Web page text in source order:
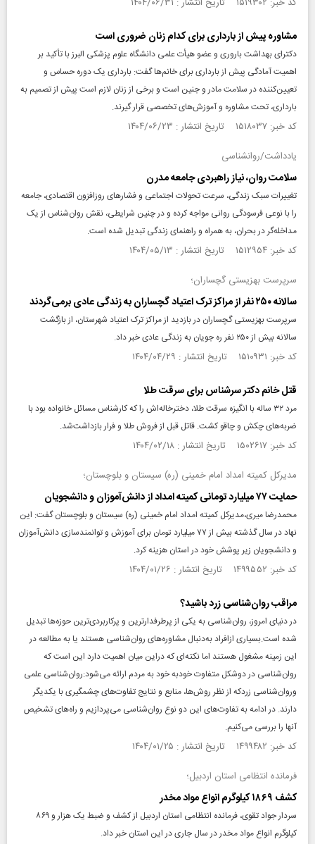
مشاوره پیش از بارداری برای کدام زنان ضروری است
دکترای بهداشت باروری و عضو هیأت علمی دانشگاه علوم پزشکی البرز با تأکید بر
اهمیت آمادگی پیش از بارداری برای خانم‌ها گفت: بارداری یک دوره حساس و
تعیین‌کننده در سلامت مادر و جنین است و برخی از زنان لازم است پیش از تصمیم به
بارداری، تحت مشاوره و آموزش‌های تخصصی قرار گیرند.
کد خبر: ۱۵۱۸۰۳۷ تاریخ انتشار : ۱۴۰۴/۰۶/۲۳
یادداشت/روانشناسی
سلامت روان، نیاز راهبردی جامعه مدرن
تغییرات سبک زندگی، سرعت تحولات اجتماعی و فشارهای روزافزون اقتصادی، جامعه
را با نوعی فرسودگی روانی مواجه کرده و در چنین شرایطی، نقش روان‌شناس از یک
مداخله‌گر در بحران، به همراه و راهنمای زندگی تبدیل شده است.
کد خبر: ۱۵۱۲۹۵۴ تاریخ انتشار : ۱۴۰۴/۰۵/۱۳
سرپرست بهزیستی گچساران؛
سالانه ۲۵۰ نفر از مراکز ترک اعتیاد گچساران به زندگی عادی برمی‌گردند
سرپرست بهزیستی گچساران در بازدید از مراکز ترک اعتیاد شهرستان، از بازگشت
سالانه بیش از ۲۵۰ نفر ره جویان به زندگی عادی خبر داد.
کد خبر: ۱۵۱۰۹۳۱ تاریخ انتشار : ۱۴۰۴/۰۴/۲۹
قتل خانم دکتر سرشناس برای سرقت طلا
مرد ۳۲ ساله با انگیزه سرقت طلا، دخترخاله‌اش را که کارشناس مسائل خانواده بود با
ضربه‌های چکش و چاقو کشت. قاتل قبل از فروش طلا و فرار بازداشت‌شد.
کد خبر: ۱۵۰۲۶۱۷ تاریخ انتشار : ۱۴۰۴/۰۲/۱۸
مدیرکل کمیته امداد امام خمینی (ره) سیستان و بلوچستان؛
حمایت ۷۷ میلیارد تومانی کمیته امداد از دانش‌آموزان و دانشجویان
محمدرضا میری،مدیرکل کمیته امداد امام خمینی (ره) سیستان و بلوچستان گفت: این
نهاد در سال گذشته بیش از ۷۷ میلیارد تومان برای آموزش و توانمندسازی دانش‌آموزان
و دانشجویان زیر پوشش خود در استان هزینه کرد.
کد خبر: ۱۴۹۹۵۵۲ تاریخ انتشار : ۱۴۰۴/۰۱/۲۶
مراقب روان‌شناسی زرد باشید؟
در دنیای امروز، روان‌شناسی به یکی از پرطرفدارترین و پرکاربردی‌ترین حوزه‌ها تبدیل
شده است.بسیاری ازافراد به‌دنبال مشاوره‌های روان‌شناسی هستند یا به مطالعه در
این زمینه مشغول هستند اما نکته‌ای که دراین میان اهمیت دارد این است که
روان‌شناسی در دوشکل متفاوت خودبه خود به مردم ارائه می‌شود:روان‌شناسی علمی
وروان‌شناسی زردکه از نظر روش‌ها، منابع و نتایج تفاوت‌های چشمگیری با یکدیگر
دارند. در ادامه به تفاوت‌های این دو نوع روان‌شناسی می‌پردازیم و راه‌های تشخیص
آنها را بررسی می‌کنیم.
کد خبر: ۱۴۹۹۴۸۲ تاریخ انتشار : ۱۴۰۴/۰۱/۲۵
فرمانده انتظامی استان اردبیل؛
کشف ۱۸۶۹ کیلوگرم انواع مواد مخدر
سردار جواد تقوی، فرمانده انتظامی استان اردبیل از کشف و ضبط یک هزار و ۸۶۹
کیلوگرم انواع مواد مخدر در سال جاری در این استان خبر داد.